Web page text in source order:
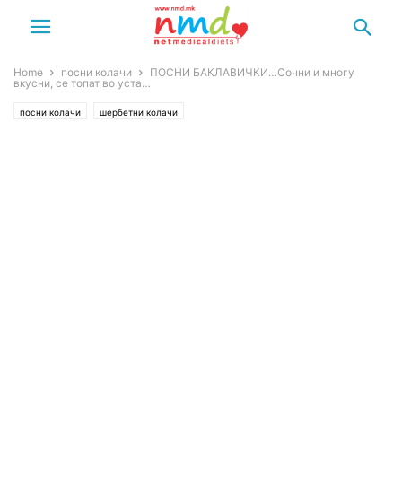
Home посни колачи
ПОСНИ БАКЛАВИЧКИ…Сочни и многу
вкусни, се топат во уста…
посни колачи шербетни колачи